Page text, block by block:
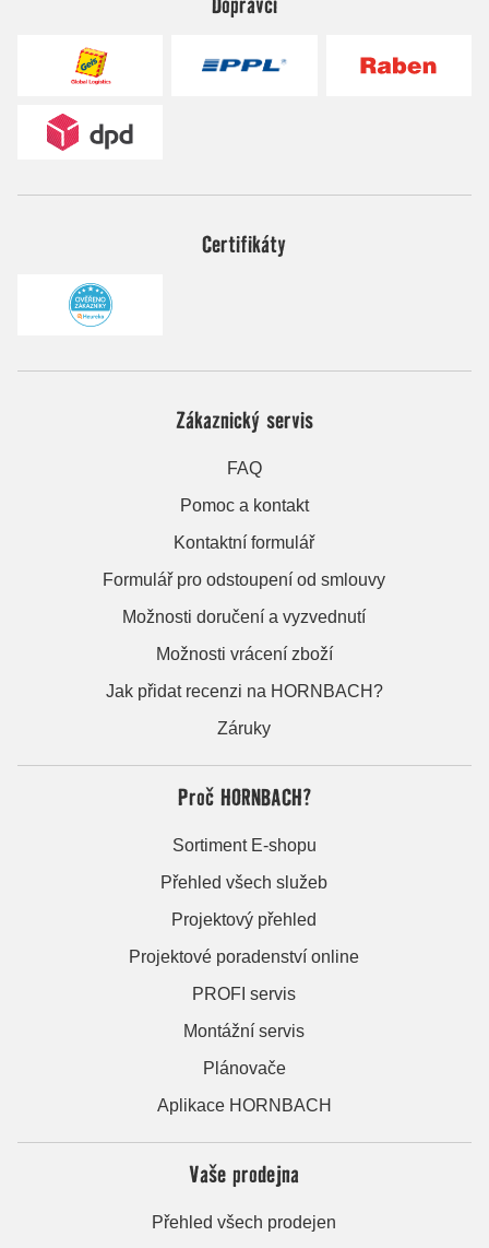
Certifikáty
Zákaznický servis
FAQ
Pomoc a kontakt
Kontaktní formulář
Formulář pro odstoupení od smlouvy
Možnosti doručení a vyzvednutí
Možnosti vrácení zboží
Jak přidat recenzi na HORNBACH?
Záruky
Proč HORNBACH?
Sortiment E-shopu
Přehled všech služeb
Projektový přehled
Projektové poradenství online
PROFI servis
Montážní servis
Plánovače
Aplikace HORNBACH
Vaše prodejna
Přehled všech prodejen